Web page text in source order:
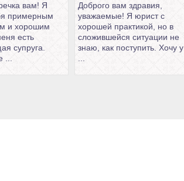
Доброго вам здравия,
уважаемые! Я юрист с
хорошей практикой, но в
сложившейся ситуации не
знаю, как поступить. Хочу у
вам! Я
примерным
и хорошим
есть
супруга.